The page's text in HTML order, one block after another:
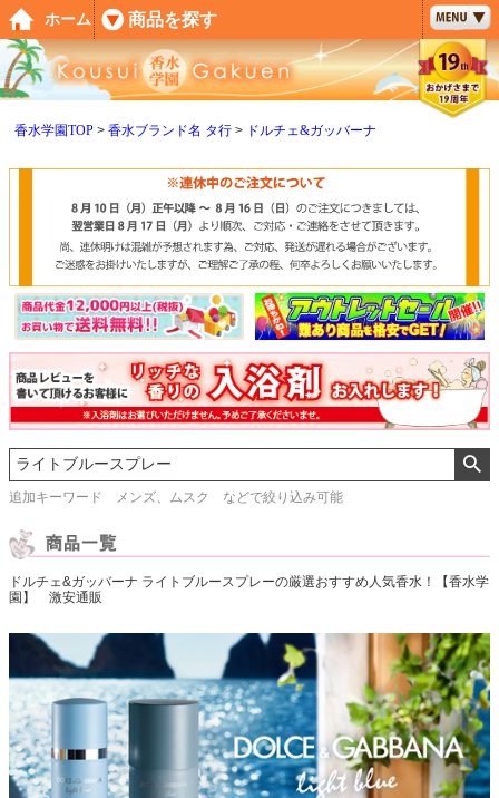
香水学園TOP 香水ブランド名 タ行 ドルチェ&ガッバーナ
追加キーワード メンズ、ムスク などで絞り込み可能
ドルチェ&ガッバーナ ライトブルースプレーの厳選おすすめ人気香水！【香水学
園】 激安通販
ペー
ジト
ップ
へ
ホーム 商品を探す